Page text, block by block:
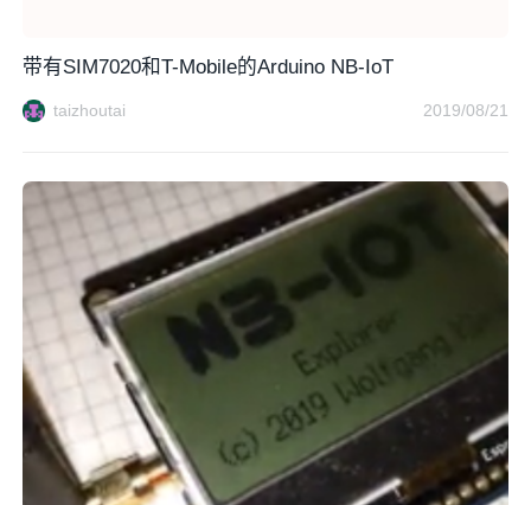
带有SIM7020和T-Mobile的Arduino NB-IoT
taizhoutai 2019/08/21